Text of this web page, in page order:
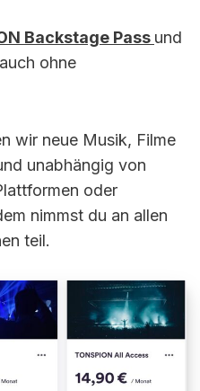
Backstage Pass und
ohne
wir neue Musik, Filme
unabhängig von
oder
nimmst du an allen
teil.